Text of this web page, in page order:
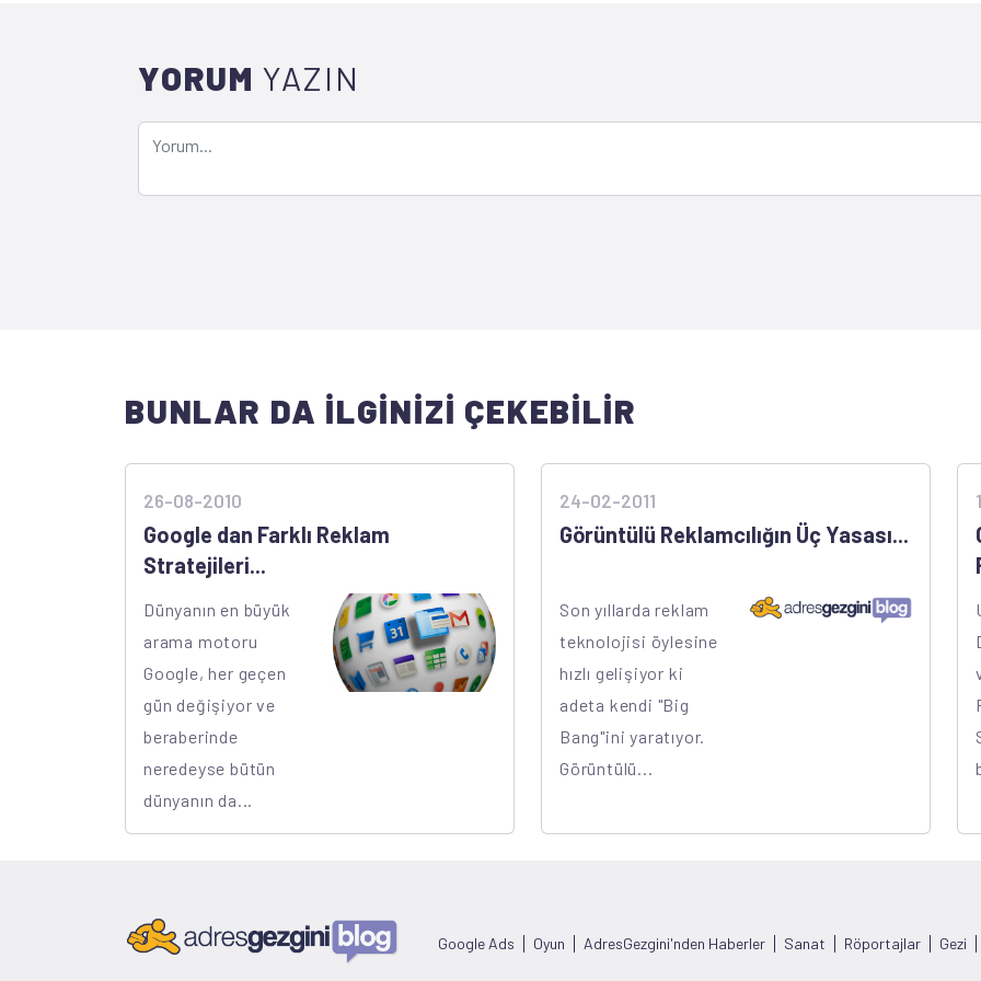
YORUM YAZIN
BUNLAR DA İLGİNİZİ ÇEKEBİLİR
26-08-2010
Google dan Farklı Reklam
Stratejileri...
Dünyanın en büyük
arama motoru
Google, her geçen
gün değişiyor ve
beraberinde
neredeyse bütün
dünyanın da...
24-02-2011
Görüntülü Reklamcılığın Üç Yasası...
Son yıllarda reklam
teknolojisi öylesine
hızlı gelişiyor ki
adeta kendi "Big
Bang"ini yaratıyor.
Görüntülü...
Google Ads Oyun AdresGezgini'nden Haberler Sanat Röportajlar Gezi